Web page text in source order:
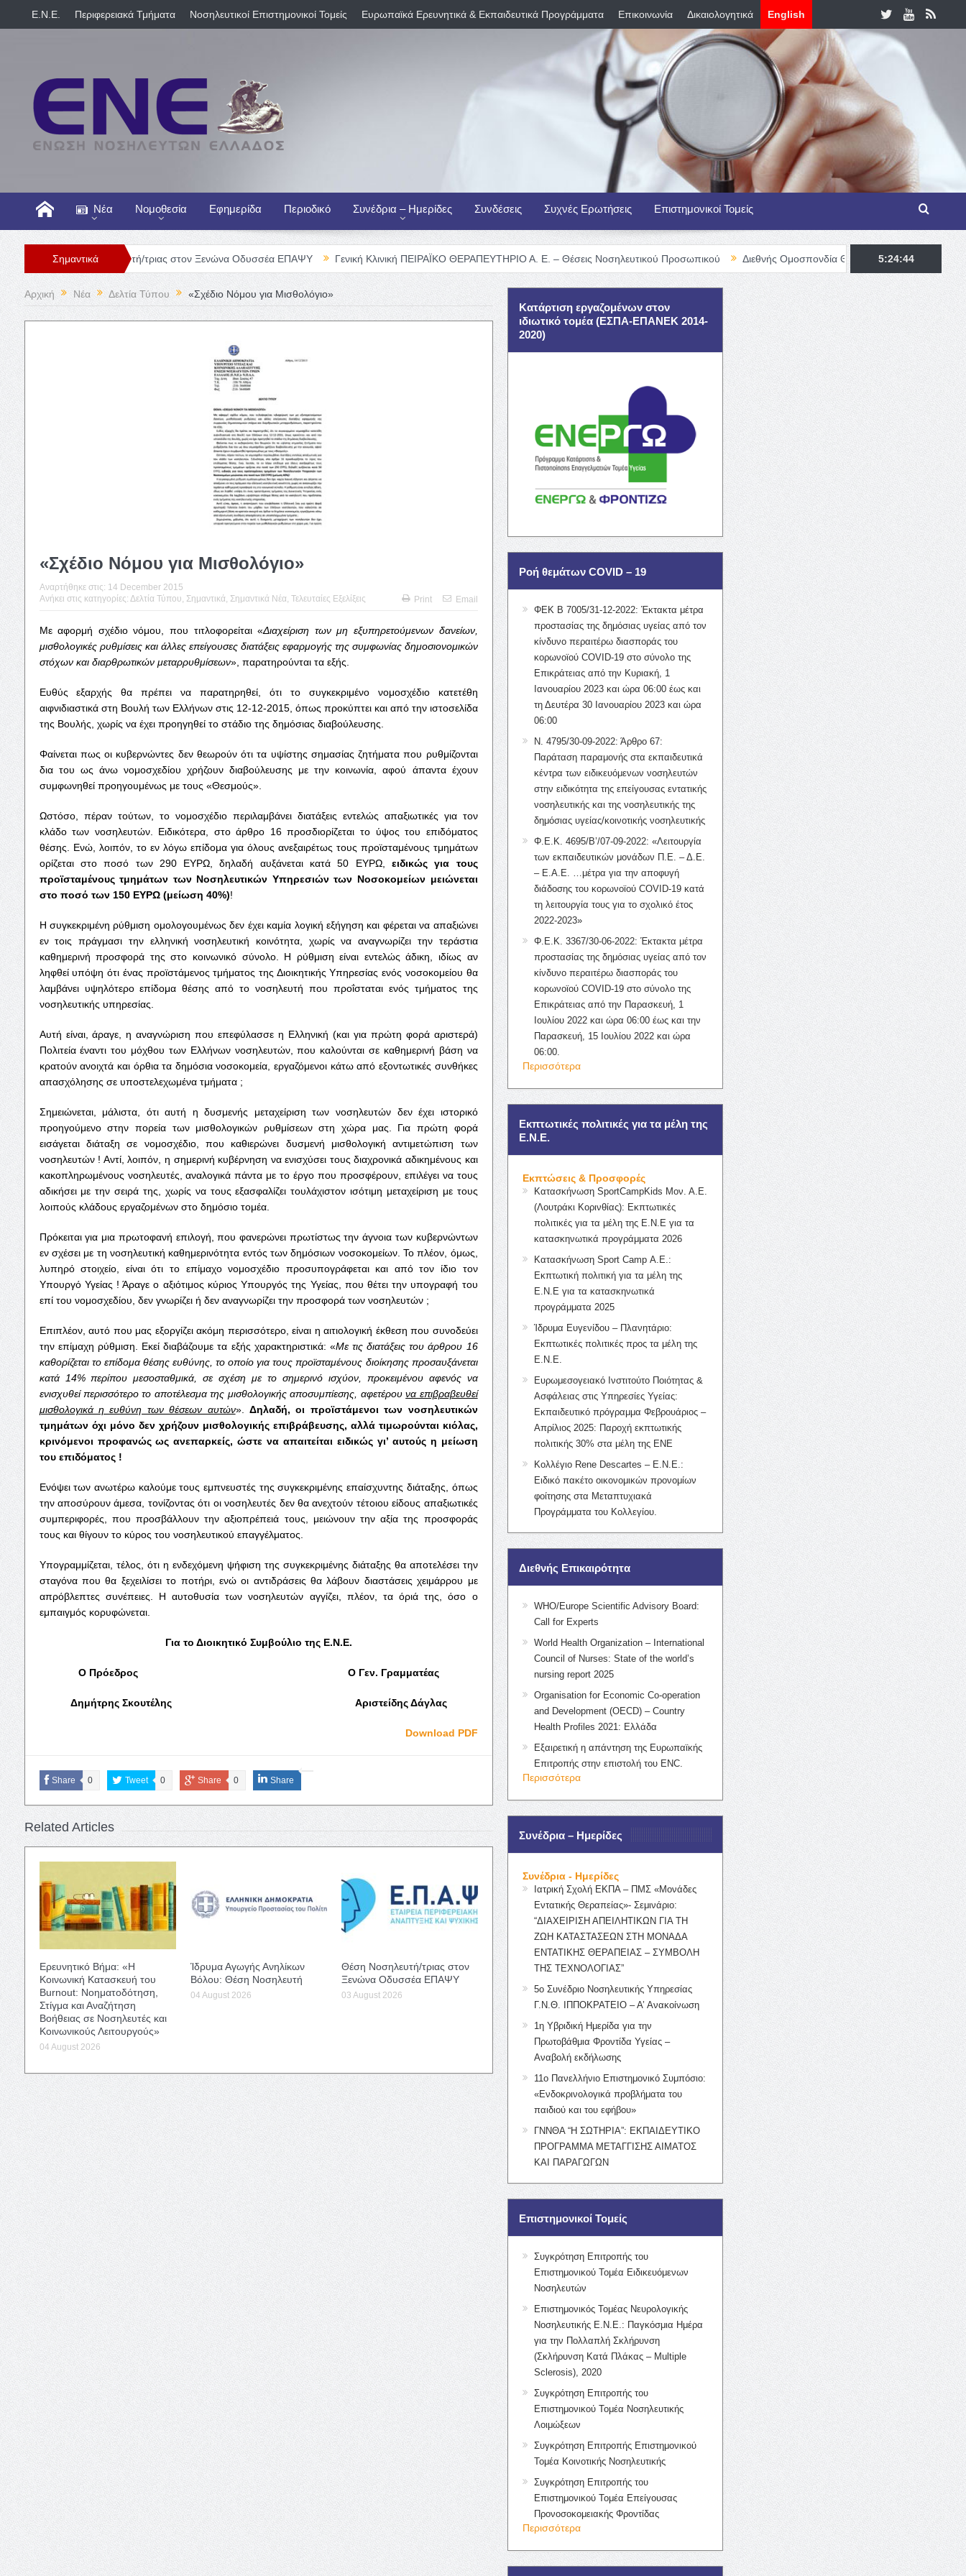
E.N.E. Περιφερειακά Τμήματα Νοσηλευτικοί Επιστημονικοί Τομείς Ευρωπαϊκά Ερευνητικά & Εκπαιδευτικά Προγράμματα Επικοινωνία Δικαιολογητικά English
Νέα Νομοθεσία Εφημερίδα Περιοδικό Συνέδρια – Ημερίδες Συνδέσεις Συχνές Ερωτήσεις Επιστημονικοί Τομείς
Σημαντικά
Θέση Νοσηλευτή/τριας στον Ξενώνα Οδυσσέα ΕΠΑΨΥ Γενική Κλινική ΠΕΙΡΑΪΚΟ ΘΕΡΑΠΕΥΤΗΡΙΟ Α. Ε. – Θέσεις Νοσηλευτικού Προσωπικού Διεθνής Ομοσπονδία Θαλασσαιμίας – TIF Fellowship
5:24:46
Αρχική Νέα Δελτία Τύπου «Σχέδιο Νόμου για Μισθολόγιο»
«Σχέδιο Νόμου για Μισθολόγιο»
Αναρτήθηκε στις: 14 December 2015
Ανήκει στις κατηγορίες: Δελτία Τύπου Σημαντικά Σημαντικά Νέα Τελευταίες Εξελίξεις Print Email
Με αφορμή σχέδιο νόμου, που τιτλοφορείται «Διαχείριση των μη εξυπηρετούμενων δανείων,
μισθολογικές ρυθμίσεις και άλλες επείγουσες διατάξεις εφαρμογής της συμφωνίας δημοσιονομικών
στόχων και διαρθρωτικών μεταρρυθμίσεων», παρατηρούνται τα εξής.
Ευθύς εξαρχής θα πρέπει να παρατηρηθεί, ότι το συγκεκριμένο νομοσχέδιο κατετέθη
αιφνιδιαστικά στη Βουλή των Ελλήνων στις 12-12-2015, όπως προκύπτει και από την ιστοσελίδα
της Βουλής, χωρίς να έχει προηγηθεί το στάδιο της δημόσιας διαβούλευσης.
Φαίνεται πως οι κυβερνώντες δεν θεωρούν ότι τα υψίστης σημασίας ζητήματα που ρυθμίζονται
δια του ως άνω νομοσχεδίου χρήζουν διαβούλευσης με την κοινωνία, αφού άπαντα έχουν
συμφωνηθεί προηγουμένως με τους «Θεσμούς».
Ωστόσο, πέραν τούτων, το νομοσχέδιο περιλαμβάνει διατάξεις εντελώς απαξιωτικές για τον
κλάδο των νοσηλευτών. Ειδικότερα, στο άρθρο 16 προσδιορίζεται το ύψος του επιδόματος
θέσης. Ενώ, λοιπόν, το εν λόγω επίδομα για όλους ανεξαιρέτως τους προϊσταμένους τμημάτων
ορίζεται στο ποσό των 290 ΕΥΡΩ, δηλαδή αυξάνεται κατά 50 ΕΥΡΩ, ειδικώς για τους
προϊσταμένους τμημάτων των Νοσηλευτικών Υπηρεσιών των Νοσοκομείων μειώνεται
στο ποσό των 150 ΕΥΡΩ (μείωση 40%)!
Η συγκεκριμένη ρύθμιση ομολογουμένως δεν έχει καμία λογική εξήγηση και φέρεται να απαξιώνει
εν τοις πράγμασι την ελληνική νοσηλευτική κοινότητα, χωρίς να αναγνωρίζει την τεράστια
καθημερινή προσφορά της στο κοινωνικό σύνολο. Η ρύθμιση είναι εντελώς άδικη, ιδίως αν
ληφθεί υπόψη ότι ένας προϊστάμενος τμήματος της Διοικητικής Υπηρεσίας ενός νοσοκομείου θα
λαμβάνει υψηλότερο επίδομα θέσης από το νοσηλευτή που προΐσταται ενός τμήματος της
νοσηλευτικής υπηρεσίας.
Αυτή είναι, άραγε, η αναγνώριση που επεφύλασσε η Ελληνική (και για πρώτη φορά αριστερά)
Πολιτεία έναντι του μόχθου των Ελλήνων νοσηλευτών, που καλούνται σε καθημερινή βάση να
κρατούν ανοιχτά και όρθια τα δημόσια νοσοκομεία, εργαζόμενοι κάτω από εξοντωτικές συνθήκες
απασχόλησης σε υποστελεχωμένα τμήματα ;
Σημειώνεται, μάλιστα, ότι αυτή η δυσμενής μεταχείριση των νοσηλευτών δεν έχει ιστορικό
προηγούμενο στην πορεία των μισθολογικών ρυθμίσεων στη χώρα μας. Για πρώτη φορά
εισάγεται διάταξη σε νομοσχέδιο, που καθιερώνει δυσμενή μισθολογική αντιμετώπιση των
νοσηλευτών ! Αντί, λοιπόν, η σημερινή κυβέρνηση να ενισχύσει τους διαχρονικά αδικημένους και
κακοπληρωμένους νοσηλευτές, αναλογικά πάντα με το έργο που προσφέρουν, επιλέγει να τους
αδικήσει με την σειρά της, χωρίς να τους εξασφαλίζει τουλάχιστον ισότιμη μεταχείριση με τους
λοιπούς κλάδους εργαζομένων στο δημόσιο τομέα.
Πρόκειται για μια πρωτοφανή επιλογή, που φανερώνει πρωτίστως την άγνοια των κυβερνώντων
εν σχέσει με τη νοσηλευτική καθημερινότητα εντός των δημόσιων νοσοκομείων. Το πλέον, όμως,
λυπηρό στοιχείο, είναι ότι το επίμαχο νομοσχέδιο προσυπογράφεται και από τον ίδιο τον
Υπουργό Υγείας ! Άραγε ο αξιότιμος κύριος Υπουργός της Υγείας, που θέτει την υπογραφή του
επί του νομοσχεδίου, δεν γνωρίζει ή δεν αναγνωρίζει την προσφορά των νοσηλευτών ;
Επιπλέον, αυτό που μας εξοργίζει ακόμη περισσότερο, είναι η αιτιολογική έκθεση που συνοδεύει
την επίμαχη ρύθμιση. Εκεί διαβάζουμε τα εξής χαρακτηριστικά: «Με τις διατάξεις του άρθρου 16
καθορίζεται το επίδομα θέσης ευθύνης, το οποίο για τους προϊσταμένους διοίκησης προσαυξάνεται
κατά 14% περίπου μεσοσταθμικά, σε σχέση με το σημερινό ισχύον, προκειμένου αφενός να
ενισχυθεί περισσότερο το αποτέλεσμα της μισθολογικής αποσυμπίεσης, αφετέρουνα επιβραβευθεί
μισθολογικά η ευθύνη των θέσεων αυτών». Δηλαδή, οι προϊστάμενοι των νοσηλευτικών
τμημάτων όχι μόνο δεν χρήζουν μισθολογικής επιβράβευσης, αλλά τιμωρούνται κιόλας,
κρινόμενοι προφανώς ως ανεπαρκείς, ώστε να απαιτείται ειδικώς γι’ αυτούς η μείωση
του επιδόματος !
Ενόψει των ανωτέρω καλούμε τους εμπνευστές της συγκεκριμένης επαίσχυντης διάταξης, όπως
την αποσύρουν άμεσα, τονίζοντας ότι οι νοσηλευτές δεν θα ανεχτούν τέτοιου είδους απαξιωτικές
συμπεριφορές, που προσβάλλουν την αξιοπρέπειά τους, μειώνουν την αξία της προσφοράς
τους και θίγουν το κύρος του νοσηλευτικού επαγγέλματος.
Υπογραμμίζεται, τέλος, ότι η ενδεχόμενη ψήφιση της συγκεκριμένης διάταξης θα αποτελέσει την
σταγόνα που θα ξεχειλίσει το ποτήρι, ενώ οι αντιδράσεις θα λάβουν διαστάσεις χειμάρρου με
απρόβλεπτες συνέπειες. Η αυτοθυσία των νοσηλευτών αγγίζει, πλέον, τα όριά της, όσο ο
εμπαιγμός κορυφώνεται.
Για το Διοικητικό Συμβούλιο της Ε.Ν.Ε.
Ο Πρόεδρος Ο Γεν. Γραμματέας
Δημήτρης Σκουτέλης Αριστείδης Δάγλας
Download PDF
Share 0 Tweet 0 Share 0 Share
Related Articles
Ερευνητικό Βήμα: «Η
Κοινωνική Κατασκευή του
Burnout: Νοηματοδότηση,
Στίγμα και Αναζήτηση
Βοήθειας σε Νοσηλευτές και
Κοινωνικούς Λειτουργούς»
04 August 2026
Ίδρυμα Αγωγής Ανηλίκων
Βόλου: Θέση Νοσηλευτή
04 August 2026
Θέση Νοσηλευτή/τριας στον
Ξενώνα Οδυσσέα ΕΠΑΨΥ
03 August 2026
Κατάρτιση εργαζομένων στον
ιδιωτικό τομέα (ΕΣΠΑ-ΕΠΑΝΕΚ 2014-
2020)
Ροή θεμάτων COVID – 19
ΦΕΚ Β 7005/31-12-2022: Έκτακτα μέτρα
προστασίας της δημόσιας υγείας από τον
κίνδυνο περαιτέρω διασποράς του
κορωνοϊού COVID-19 στο σύνολο της
Επικράτειας από την Κυριακή, 1
Ιανουαρίου 2023 και ώρα 06:00 έως και
τη Δευτέρα 30 Ιανουαρίου 2023 και ώρα
06:00
Ν. 4795/30-09-2022: Άρθρο 67:
Παράταση παραμονής στα εκπαιδευτικά
κέντρα των ειδικευόμενων νοσηλευτών
στην ειδικότητα της επείγουσας εντατικής
νοσηλευτικής και της νοσηλευτικής της
δημόσιας υγείας/κοινοτικής νοσηλευτικής
Φ.Ε.Κ. 4695/Β’/07-09-2022: «Λειτουργία
των εκπαιδευτικών μονάδων Π.Ε. – Δ.Ε.
– Ε.Α.Ε. …μέτρα για την αποφυγή
διάδοσης του κορωνοϊού COVID-19 κατά
τη λειτουργία τους για το σχολικό έτος
2022-2023»
Φ.Ε.Κ. 3367/30-06-2022: Έκτακτα μέτρα
προστασίας της δημόσιας υγείας από τον
κίνδυνο περαιτέρω διασποράς του
κορωνοϊού COVID-19 στο σύνολο της
Επικράτειας από την Παρασκευή, 1
Ιουλίου 2022 και ώρα 06:00 έως και την
Παρασκευή, 15 Ιουλίου 2022 και ώρα
06:00.
Περισσότερα
Εκπτωτικές πολιτικές για τα μέλη της
Ε.Ν.Ε.
Εκπτώσεις & Προσφορές
Κατασκήνωση SportCampKids Μον. Α.Ε.
(Λουτράκι Κορινθίας): Εκπτωτικές
πολιτικές για τα μέλη της Ε.Ν.Ε για τα
κατασκηνωτικά προγράμματα 2026
Κατασκήνωση Sport Camp Α.Ε.:
Εκπτωτική πολιτική για τα μέλη της
Ε.Ν.Ε για τα κατασκηνωτικά
προγράμματα 2025
Ίδρυμα Ευγενίδου – Πλανητάριο:
Εκπτωτικές πολιτικές προς τα μέλη της
Ε.Ν.Ε.
Ευρωμεσογειακό Ινστιτούτο Ποιότητας &
Ασφάλειας στις Υπηρεσίες Υγείας:
Εκπαιδευτικό πρόγραμμα Φεβρουάριος –
Απρίλιος 2025: Παροχή εκπτωτικής
πολιτικής 30% στα μέλη της ΕΝΕ
Κολλέγιο Rene Descartes – Ε.Ν.Ε.:
Ειδικό πακέτο οικονομικών προνομίων
φοίτησης στα Μεταπτυχιακά
Προγράμματα του Κολλεγίου.
Διεθνής Επικαιρότητα
WHO/Europe Scientific Advisory Board:
Call for Experts
World Health Organization – International
Council of Nurses: State of the world’s
nursing report 2025
Organisation for Economic Co-operation
and Development (OECD) – Country
Health Profiles 2021: Ελλάδα
Εξαιρετική η απάντηση της Ευρωπαϊκής
Επιτροπής στην επιστολή του ENC.
Περισσότερα
Συνέδρια – Ημερίδες
Συνέδρια - Ημερίδες
Ιατρική Σχολή ΕΚΠΑ – ΠΜΣ «Μονάδες
Εντατικής Θεραπείας»- Σεμινάριο:
“ΔΙΑΧΕΙΡΙΣΗ ΑΠΕΙΛΗΤΙΚΩΝ ΓΙΑ ΤΗ
ΖΩΗ ΚΑΤΑΣΤΑΣΕΩΝ ΣΤΗ ΜΟΝΑΔΑ
ΕΝΤΑΤΙΚΗΣ ΘΕΡΑΠΕΙΑΣ – ΣΥΜΒΟΛΗ
ΤΗΣ ΤΕΧΝΟΛΟΓΙΑΣ”
5ο Συνέδριο Νοσηλευτικής Υπηρεσίας
Γ.Ν.Θ. ΙΠΠΟΚΡΑΤΕΙΟ – Α’ Ανακοίνωση
1η Υβριδική Ημερίδα για την
Πρωτοβάθμια Φροντίδα Υγείας –
Αναβολή εκδήλωσης
11ο Πανελλήνιο Επιστημονικό Συμπόσιο:
«Ενδοκρινολογικά προβλήματα του
παιδιού και του εφήβου»
ΓΝΝΘΑ “Η ΣΩΤΗΡΙΑ”: ΕΚΠΑΙΔΕΥΤΙΚΟ
ΠΡΟΓΡΑΜΜΑ ΜΕΤΑΓΓΙΣΗΣ ΑΙΜΑΤΟΣ
ΚΑΙ ΠΑΡΑΓΩΓΩΝ
Επιστημονικοί Τομείς
Συγκρότηση Επιτροπής του
Επιστημονικού Τομέα Ειδικευόμενων
Νοσηλευτών
Επιστημονικός Τομέας Νευρολογικής
Νοσηλευτικής Ε.Ν.Ε.: Παγκόσμια Ημέρα
για την Πολλαπλή Σκλήρυνση
(Σκλήρυνση Κατά Πλάκας – Multiple
Sclerosis), 2020
Συγκρότηση Επιτροπής του
Επιστημονικού Τομέα Νοσηλευτικής
Λοιμώξεων
Συγκρότηση Επιτροπής Επιστημονικού
Τομέα Κοινοτικής Νοσηλευτικής
Συγκρότηση Επιτροπής του
Επιστημονικού Τομέα Επείγουσας
Προνοσοκομειακής Φροντίδας
Περισσότερα